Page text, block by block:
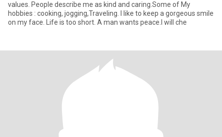
values. People describe me as kind and caring.Some of My
hobbies : cooking, jogging,Traveling. I like to keep a gorgeous smile
on my face. Life is too short. A man wants peace.I will che